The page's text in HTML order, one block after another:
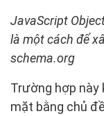
JavaScript
là một cách để
schema.org
Trường hợp này
mặt bằng chủ